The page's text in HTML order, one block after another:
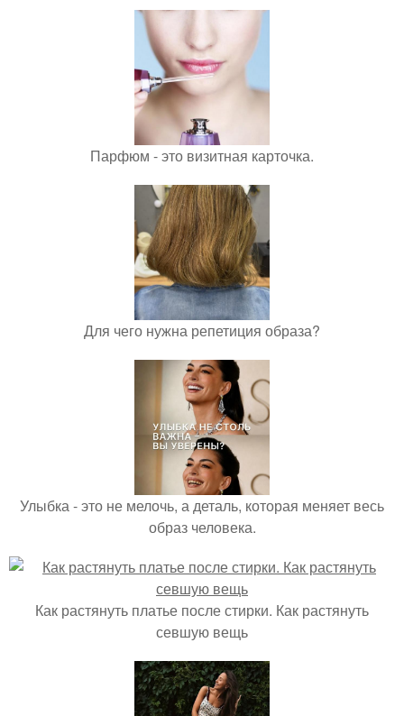
Парфюм - это визитная карточка.
Для чего нужна репетиция образа?
Улыбка - это не мелочь, а деталь, которая меняет весь
образ человека.
Как растянуть платье после стирки. Как растянуть
севшую вещь